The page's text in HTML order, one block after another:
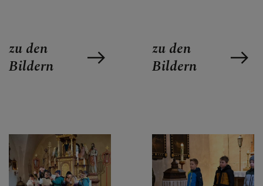
zu den
Bildern
zu den
Bildern